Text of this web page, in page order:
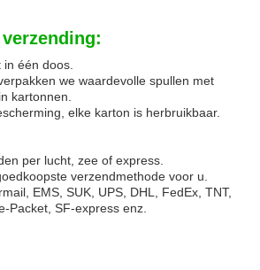
één doos.
we waardevolle spullen met
kartonnen.
elke karton is herbruikbaar.
per lucht, zee of express.
verzendmethode voor u.
EMS, SUK, UPS, DHL, FedEx, TNT,
Packet, SF-express enz.